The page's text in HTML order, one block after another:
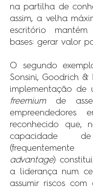
na partilha de
assim, a velha
escritório
bases: gerar valor
O segundo
Sonsini, Goodrich
implementação de
freemiumde
empreendedores
reconhecido que,
capacidade
advantage)
a liderança num
assumir riscos